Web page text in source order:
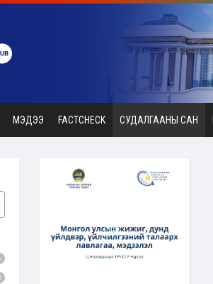
МЭДЭЭ FACTCHECK СУДАЛГААНЫ САН